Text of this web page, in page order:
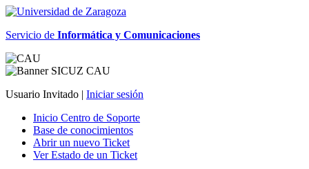
Servicio de Informática y Comunicaciones
Usuario Invitado | Iniciar sesión
Inicio Centro de Soporte
Base de conocimientos
Abrir un nuevo Ticket
Ver Estado de un Ticket